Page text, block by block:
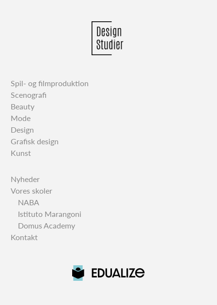
Spil- og filmproduktion
Scenografi
Beauty
Mode
Design
Grafisk design
Kunst
Nyheder
Vores skoler
NABA
Istituto Marangoni
Domus Academy
Kontakt